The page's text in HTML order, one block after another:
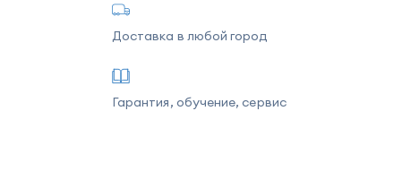
Доставка в любой город
Гарантия, обучение, сервис